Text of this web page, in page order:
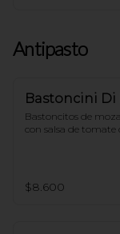
Antipasto
Bastoncini Di
Bastoncitos de
con salsa de tomate
$8.600